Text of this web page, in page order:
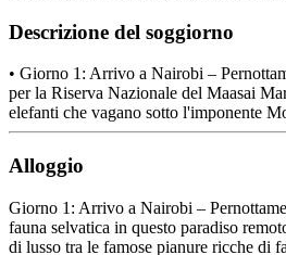
Descrizione del soggiorno
• Giorno 1: Arrivo a Nairobi –
per la Riserva Nazionale del Maasai
elefanti che vagano sotto l'imponente
Alloggio
Giorno 1: Arrivo a Nairobi –
fauna selvatica in questo paradiso
di lusso tra le famose pianure ricche di